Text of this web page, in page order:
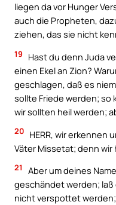
liegen da vor Hunger
auch die Propheten,
ziehen, das sie nicht
19
Hast du denn Juda
einen Ekel an Zion?
geschlagen, daß es
sollte Friede werden; so
wir sollten heil werden;
20 HERR, wir erkennen
Väter Missetat; denn
21
Aber um deines
geschändet werden;
nicht verspottet